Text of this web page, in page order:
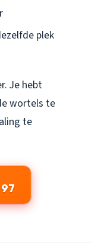
plek
Je hebt
wortels te
te